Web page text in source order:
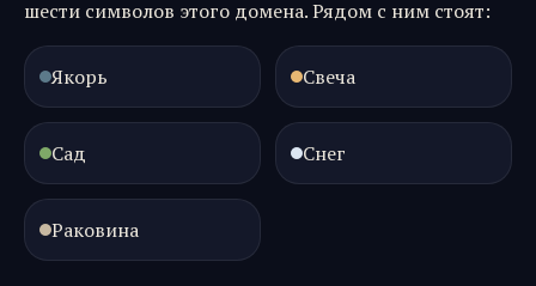
шести символов этого домена. Рядом с ним стоят:
Якорь Свеча
Сад Снег
Раковина